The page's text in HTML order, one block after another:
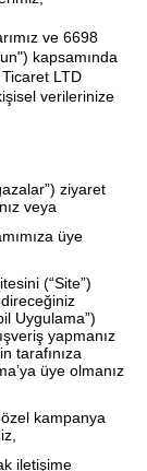
ve 6698
kapsamında
Ticaret LTD
verilerinize
ziyaret
veya
üye
(“Site”)
Uygulama”)
yapmanız
tarafınıza
üye olmanız
kampanya
iletişime